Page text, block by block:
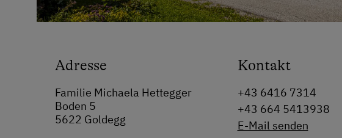
Adresse
Familie Michaela Hettegger
Boden 5
5622 Goldegg
Kontakt
+43 6416 7314
+43 664 5413938
E-Mail senden